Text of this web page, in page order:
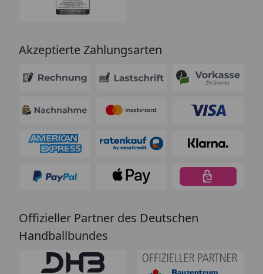
Akzeptierte Zahlungsarten
Offizieller Partner des Deutschen
Handballbundes